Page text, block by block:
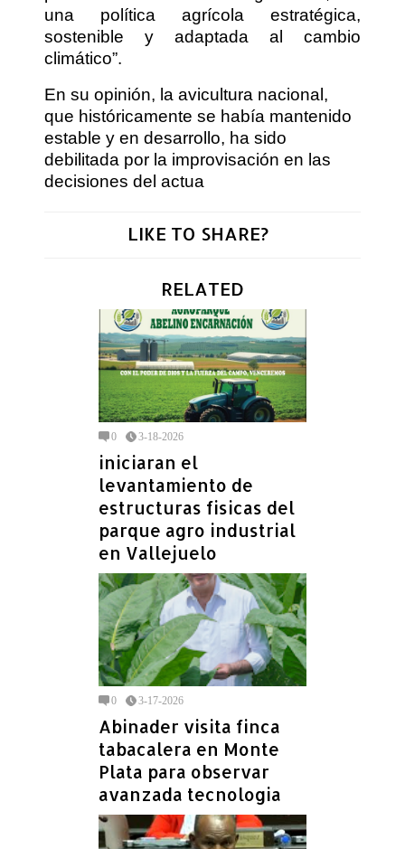
una política agrícola estratégica,
sostenible y adaptada al cambio
climático”.
En su opinión, la avicultura nacional,
que históricamente se había mantenido
estable y en desarrollo, ha sido
debilitada por la improvisación en las
decisiones del actua
LIKE TO SHARE?
RELATED
0 3-18-2026
iniciaran el
levantamiento de
estructuras fisicas del
parque agro industrial
en Vallejuelo
0 3-17-2026
Abinader visita finca
tabacalera en Monte
Plata para observar
avanzada tecnologia